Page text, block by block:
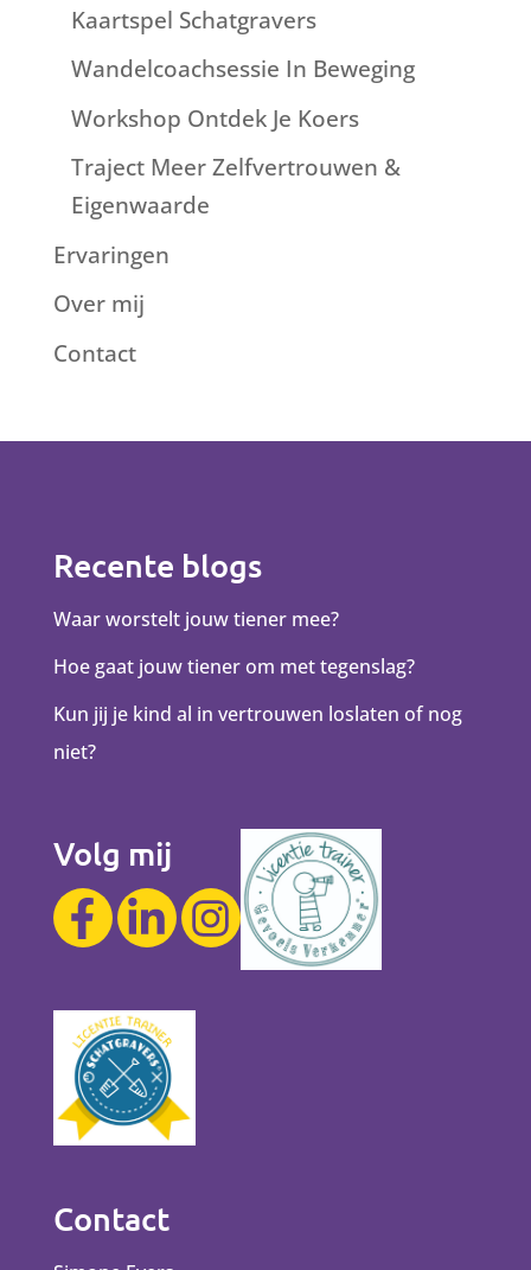
Kaartspel Schatgravers
Wandelcoachsessie In Beweging
Workshop Ontdek Je Koers
Traject Meer Zelfvertrouwen &
Eigenwaarde
Ervaringen
Over mij
Contact
Recente blogs
Waar worstelt jouw tiener mee?
Hoe gaat jouw tiener om met tegenslag?
Kun jij je kind al in vertrouwen loslaten of nog
niet?
Volg mij
Contact